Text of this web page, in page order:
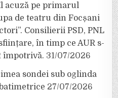
acuză pe primarul
de teatru din Focșani
Consilierii PSD, PNL
în timp ce AUR s-
împotrivă. 31/07/2026
sondei sub oglinda
27/07/2026